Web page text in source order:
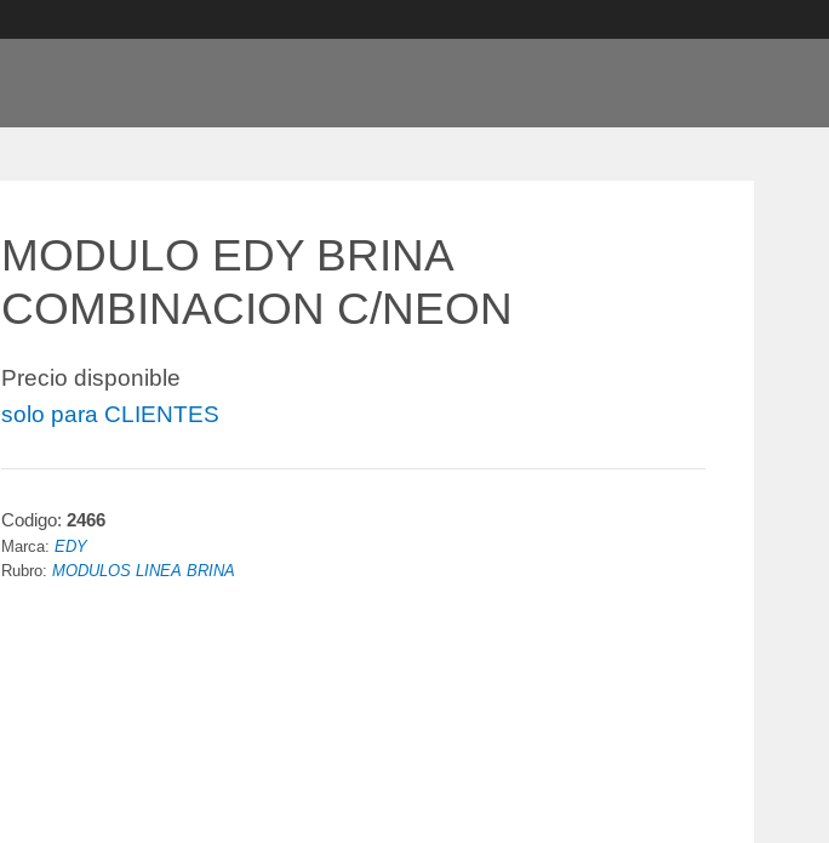
MODULO EDY BRINA
COMBINACION C/NEON
Precio disponible
solo para CLIENTES
Codigo: 2466
Marca: EDY
Rubro: MODULOS LINEA BRINA